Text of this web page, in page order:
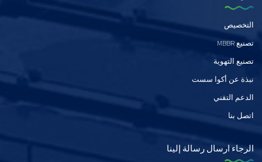
التخصيص
تصنيع MBBR
تصنيع التهوية
نبذة عن أكوا سست
الدعم التقني
اتصل بنا
الرجاء ارسال رسالة إلينا